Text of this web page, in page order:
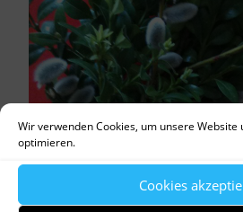
Wir verwenden Cookies, um unsere Website
optimieren.
Cookies